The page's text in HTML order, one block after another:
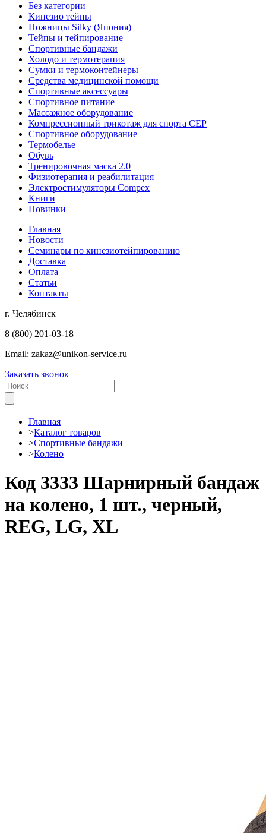
Без категории
Кинезио тейпы
Ножницы Silky (Япония)
Тейпы и тейпирование
Спортивные бандажи
Холодо и термотерапия
Сумки и термоконтейнеры
Средства медицинской помощи
Спортивные аксессуары
Спортивное питание
Массажное оборудование
Компрессионный трикотаж для спорта СЕР
Спортивное оборудование
Термобелье
Обувь
Тренировочная маска 2.0
Физиотерапия и реабилитация
Электростимуляторы Compex
Книги
Новинки
Главная
Новости
Семинары по кинезиотейпированию
Доставка
Оплата
Статьи
Контакты
г. Челябинск
8 (800) 201-03-18
Email: zakaz@unikon-service.ru
Заказать звонок
Главная
>Каталог товаров
>Спортивные бандажи
>Колено
Код 3333 Шарнирный бандаж
на колено, 1 шт., черный,
REG, LG, XL